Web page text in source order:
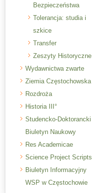
Bezpieczeństwa
Tolerancja: studia i
szkice
Transfer
Zeszyty Historyczne
Wydawnictwa zwarte
Ziemia Częstochowska
Rozdroża
Historia III°
Studencko-Doktorancki
Biuletyn Naukowy
Res Academicae
Science Project Scripts
Biuletyn Informacyjny
WSP w Częstochowie